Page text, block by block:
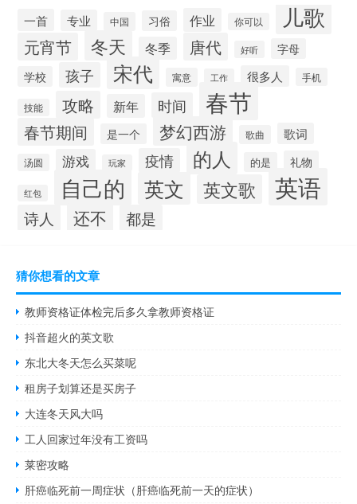
一首 专业 中国 习俗 作业 你可以 儿歌
元宵节 冬天 冬季 唐代 好听
字母
学校
孩子 宋代 寓意 工作 很多人 手机
技能 攻略 新年 时间 春节
春节期间 是一个 梦幻西游 歌曲 歌词
汤圆 游戏 玩家 疫情 的人 的是 礼物
红包 自己的 英文 英文歌 英语
诗人 还不 都是
猜你想看的文章
教师资格证体检完后多久拿教师资格证
抖音超火的英文歌
东北大冬天怎么买菜呢
租房子划算还是买房子
大连冬天风大吗
工人回家过年没有工资吗
莱密攻略
肝癌临死前一周症状（肝癌临死前一天的症状）